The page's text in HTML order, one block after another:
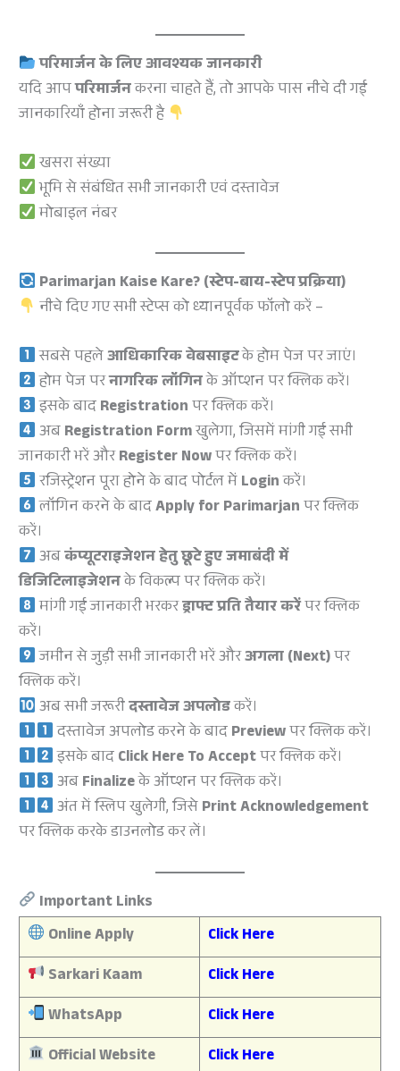
परिमार्जन के लिए आवश्यक जानकारी
यदि आपपरिमार्जनकरना चाहते हैं, तो आपके पास नीचे दी गई
जानकारियाँ होना जरूरी है
खसरा संख्या
भूमि से संबंधित सभी जानकारी एवं दस्तावेज
मोबाइल नंबर
Parimarjan Kaise Kare? (स्टेप-बाय-स्टेप प्रक्रिया)
नीचे दिए गए सभी स्टेप्स को ध्यानपूर्वक फॉलो करें –
सबसे पहलेआधिकारिक वेबसाइटके होम पेज पर जाएं।
होम पेज परनागरिक लॉगिनके ऑप्शन पर क्लिक करें।
इसके बादRegistrationपर क्लिक करें।
अबRegistration Formखुलेगा, जिसमें मांगी गई सभी
जानकारी भरें औरRegister Nowपर क्लिक करें।
रजिस्ट्रेशन पूरा होने के बाद पोर्टल मेंLoginकरें।
लॉगिन करने के बादApply for Parimarjanपर क्लिक
करें।
अबकंप्यूटराइजेशन हेतु छूटे हुए जमाबंदी में
डिजिटिलाइजेशनके विकल्प पर क्लिक करें।
मांगी गई जानकारी भरकरड्राफ्ट प्रति तैयार करेंपर क्लिक
करें।
जमीन से जुड़ी सभी जानकारी भरें औरअगला (Next)पर
क्लिक करें।
अब सभी जरूरीदस्तावेज अपलोडकरें।
दस्तावेज अपलोड करने के बादPreviewपर क्लिक करें।
इसके बादClick Here To Acceptपर क्लिक करें।
अबFinalizeके ऑप्शन पर क्लिक करें।
अंत में स्लिप खुलेगी, जिसेPrint Acknowledgement
पर क्लिक करके डाउनलोड कर लें।
Important Links
Online Apply
Click Here
Sarkari Kaam
Click Here
WhatsApp
Click Here
Official Website
Click Here